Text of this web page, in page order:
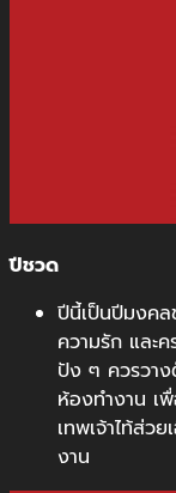
ปีชวด
ปีนี้เป็นปีมงคล
ความรัก และ
ปัง ๆ ควรวาง
ห้องทำงาน เ
เทพเจ้าไท้ส่ว
งาน